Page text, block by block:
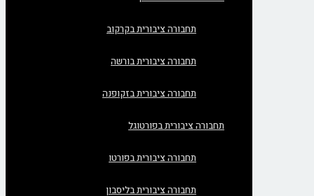
תחבורה ציבורית בקרקוב
תחבורה ציבורית בורשה
תחבורה ציבורית בזקופנה
תחבורה ציבורית בפורטוגל
תחבורה ציבורית בפורטו
תחבורה ציבורית בליסבון